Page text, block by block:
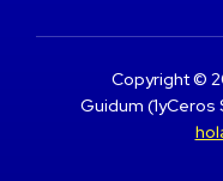
Copyright ©
Guidum